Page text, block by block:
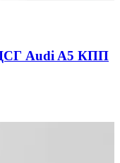
Audi A5 КПП